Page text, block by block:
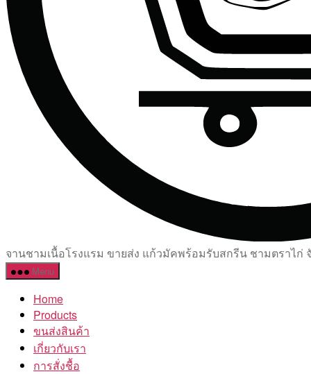
จานชามเนื้อโรงแรม ขายส่ง แก้วมัคพร้อมรับสกรีน ชามตราไก่
Menu
Home
Products
ขนส่งสินค้า
เกี่ยวกับเรา
การสั่งชื้อ